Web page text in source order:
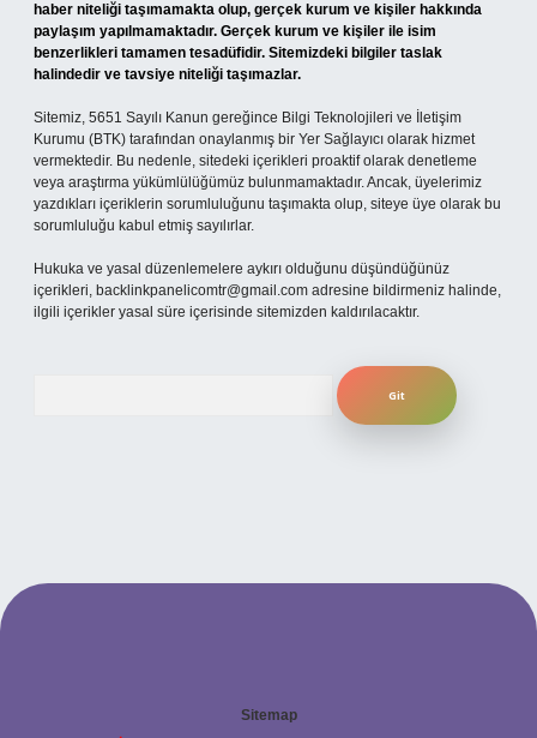
haber niteliği taşımamakta olup, gerçek kurum ve kişiler hakkında
paylaşım yapılmamaktadır. Gerçek kurum ve kişiler ile isim
benzerlikleri tamamen tesadüfidir. Sitemizdeki bilgiler taslak
halindedir ve tavsiye niteliği taşımazlar.
Sitemiz, 5651 Sayılı Kanun gereğince Bilgi Teknolojileri ve İletişim
Kurumu (BTK) tarafından onaylanmış bir Yer Sağlayıcı olarak hizmet
vermektedir. Bu nedenle, sitedeki içerikleri proaktif olarak denetleme
veya araştırma yükümlülüğümüz bulunmamaktadır. Ancak, üyelerimiz
yazdıkları içeriklerin sorumluluğunu taşımakta olup, siteye üye olarak bu
sorumluluğu kabul etmiş sayılırlar.
Hukuka ve yasal düzenlemelere aykırı olduğunu düşündüğünüz
içerikleri, backlinkpanelicomtr@gmail.com adresine bildirmeniz halinde,
ilgili içerikler yasal süre içerisinde sitemizden kaldırılacaktır.
Sitemap